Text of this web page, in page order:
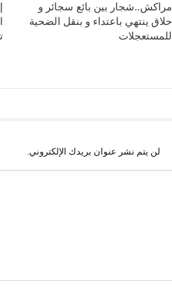
مراكش..شجار بين بائع سجائر و
حلاق ينتهي باعتداء و بنقل الضحية
للمستعجلات
لن يتم نشر عنوان بريدك الإلكتروني.